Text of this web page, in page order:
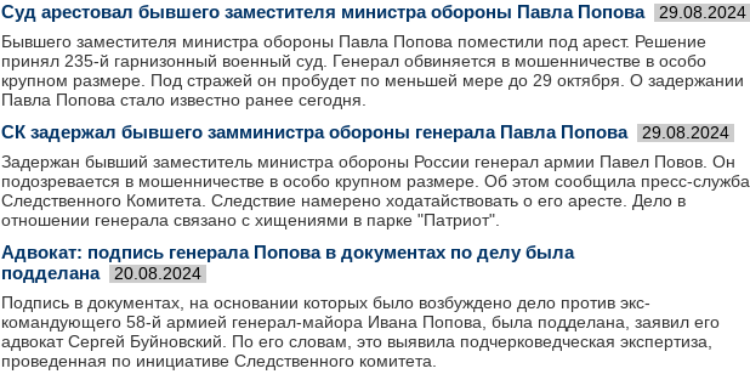
Суд арестовал бывшего заместителя министра обороны Павла Попова 29.08.2024
Бывшего заместителя министра обороны Павла Попова поместили под арест. Решение
принял 235-й гарнизонный военный суд. Генерал обвиняется в мошенничестве в особо
крупном размере. Под стражей он пробудет по меньшей мере до 29 октября. О задержании
Павла Попова стало известно ранее сегодня.
СК задержал бывшего замминистра обороны генерала Павла Попова 29.08.2024
Задержан бывший заместитель министра обороны России генерал армии Павел Повов. Он
подозревается в мошенничестве в особо крупном размере. Об этом сообщила пресс-служба
Следственного Комитета. Следствие намерено ходатайствовать о его аресте. Дело в
отношении генерала связано с хищениями в парке "Патриот".
Адвокат: подпись генерала Попова в документах по делу была
подделана
20.08.2024
Подпись в документах, на основании которых было возбуждено дело против экс-
командующего 58-й армией генерал-майора Ивана Попова, была подделана, заявил его
адвокат Сергей Буйновский. По его словам, это выявила подчерковедческая экспертиза,
проведенная по инициативе Следственного комитета.